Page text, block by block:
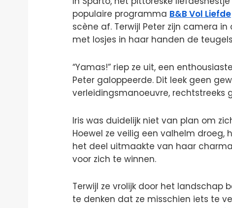
populaire programma B&B Vol Liefde
scène af. Terwijl Peter zijn camera
met losjes in haar handen de
“Yamas!” riep ze uit, een
Peter galoppeerde. Dit leek geen
verleidingsmanoeuvre, rechtstreeks
Iris was duidelijk niet van plan om
Hoewel ze veilig een valhelm droeg,
het deel uitmaakte van haar
voor zich te winnen.
Terwijl ze vrolijk door het landschap
te denken dat ze misschien iets te